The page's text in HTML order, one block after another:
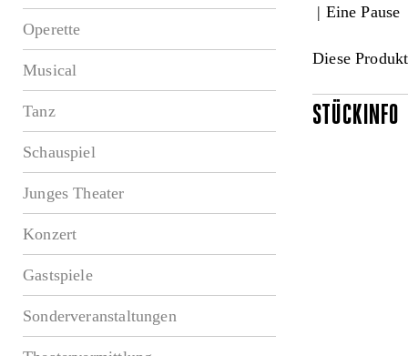
Operette
Musical
Tanz
Schauspiel
Junges Theater
Konzert
Gastspiele
Sonderveranstaltungen
| Eine Pause
Diese
STÜCKINFO